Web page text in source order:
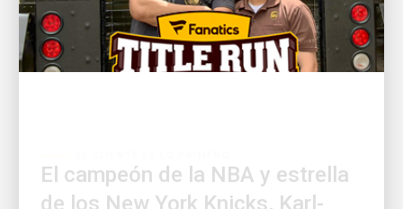
de los New York Knicks, Karl-
Anthony Towns, y el conductor